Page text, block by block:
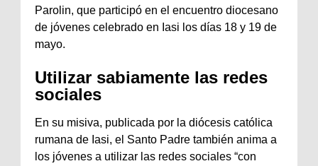
Parolin, que participó en el encuentro diocesano
de jóvenes celebrado en Iasi los días 18 y 19 de
mayo.
Utilizar sabiamente las redes
sociales
En su misiva, publicada por la diócesis católica
rumana de Iasi, el Santo Padre también anima a
los jóvenes a utilizar las redes sociales “con